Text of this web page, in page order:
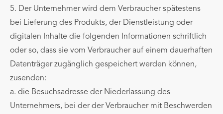
5. Der Unternehmer wird dem Verbraucher spätestens
bei Lieferung des Produkts, der Dienstleistung oder
digitalen Inhalte die folgenden Informationen schriftlich
oder so, dass sie vom Verbraucher auf einem dauerhaften
Datenträger zugänglich gespeichert werden können,
zusenden:
a. die Besuchsadresse der Niederlassung des
Unternehmers, bei der der Verbraucher mit Beschwerden